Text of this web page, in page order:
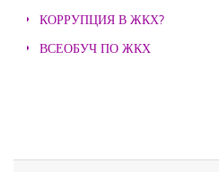
КОРРУПЦИЯ В ЖКХ?
ВСЕОБУЧ ПО ЖКХ